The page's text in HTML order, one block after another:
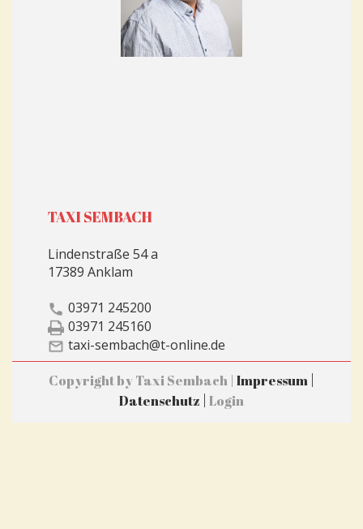
TAXI SEMBACH
Lindenstraße 54 a
17389 Anklam
03971 245200
03971 245160
taxi-sembach@t-online.de
Copyright by Taxi Sembach | Impressum |
Datenschutz | Login